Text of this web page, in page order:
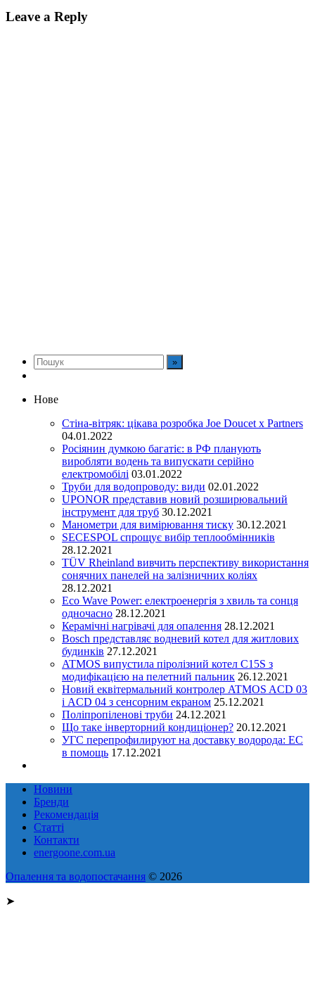
Leave a Reply
Нове
Стіна-вітряк: цікава розробка Joe Doucet x Partners
04.01.2022
Росіянин думкою багатіє: в РФ планують
виробляти водень та випускати серійно
електромобілі 03.01.2022
Труби для водопроводу: види 02.01.2022
UPONOR представив новий розширювальний
інструмент для труб 30.12.2021
Манометри для вимірювання тиску 30.12.2021
SECESPOL спрощує вибір теплообмінників
28.12.2021
TÜV Rheinland вивчить перспективу використання
сонячних панелей на залізничних коліях
28.12.2021
Eco Wave Power: електроенергія з хвиль та сонця
одночасно 28.12.2021
Керамічні нагрівачі для опалення 28.12.2021
Bosch представляє водневий котел для житлових
будинків 27.12.2021
ATMOS випустила піролізний котел C15S з
модифікацією на пелетний пальник 26.12.2021
Новий еквітермальний контролер ATMOS ACD 03
і ACD 04 з сенсорним екраном 25.12.2021
Поліпропіленові труби 24.12.2021
Що таке інверторний кондиціонер? 20.12.2021
УГС перепрофилируют на доставку водорода: EC
в помощь 17.12.2021
Новини
Бренди
Рекомендація
Статті
Контакти
energoone.com.ua
Опалення та водопостачання © 2026
➤